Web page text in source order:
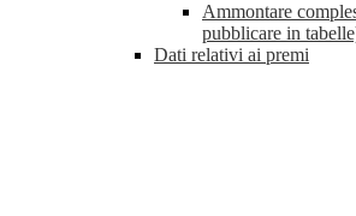
Ammontare
pubblicare in
Dati relativi ai premi